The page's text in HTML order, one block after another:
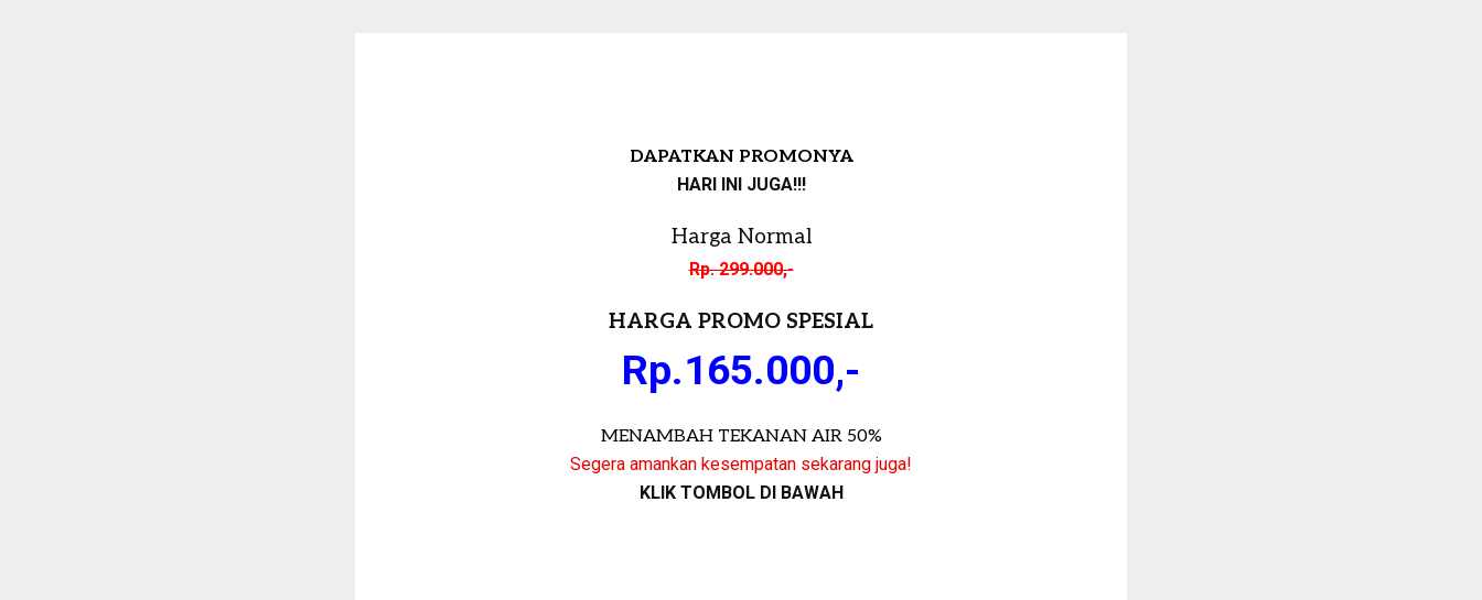
DAPATKAN PROMONYA
HARI INI JUGA!!!
Harga Normal
Rp. 299.000,-
HARGA PROMO SPESIAL
Rp.165.000,-
MENAMBAH TEKANAN AIR 50%
Segera amankan kesempatan sekarang juga!
KLIK TOMBOL DI BAWAH